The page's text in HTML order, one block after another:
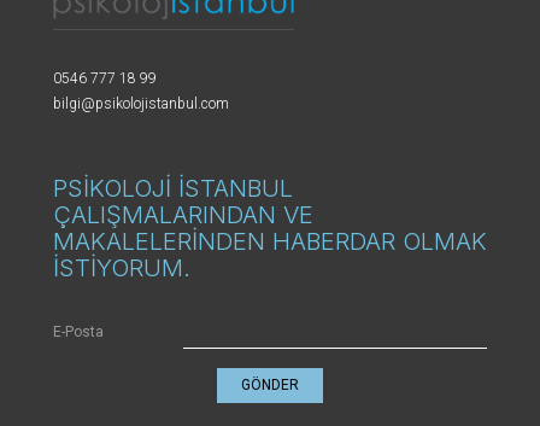
0546 777 18 99
bilgi@psikolojistanbul.com
PSİKOLOJİ İSTANBUL
ÇALIŞMALARINDAN VE
MAKALELERİNDEN HABERDAR OLMAK
İSTİYORUM.
E-Posta
GÖNDER